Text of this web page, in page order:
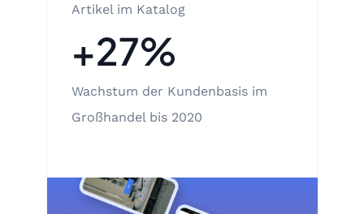
Artikel im Katalog
+27%
Wachstum der Kundenbasis im
Großhandel bis 2020